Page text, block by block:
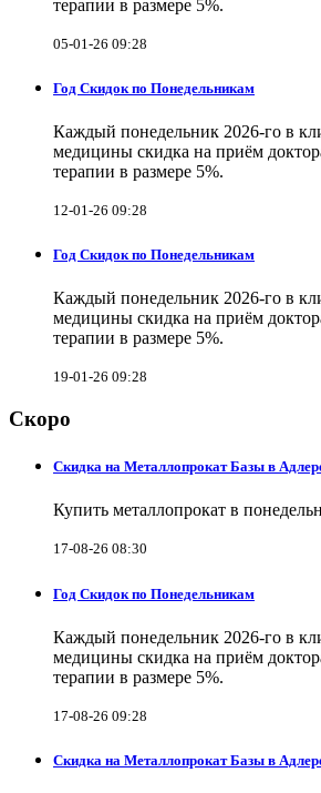
терапии в размере 5%.
05-01-26 09:28
Год Скидок по Понедельникам
Каждый понедельник 2026-го в
медицины скидка на приём
терапии в размере 5%.
12-01-26 09:28
Год Скидок по Понедельникам
Каждый понедельник 2026-го в
медицины скидка на приём
терапии в размере 5%.
19-01-26 09:28
Скоро
Скидка на Металлопрокат Базы в
Купить металлопрокат в
17-08-26 08:30
Год Скидок по Понедельникам
Каждый понедельник 2026-го в
медицины скидка на приём
терапии в размере 5%.
17-08-26 09:28
Скидка на Металлопрокат Базы в